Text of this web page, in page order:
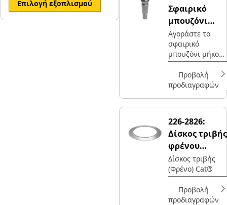
Επιλογή εξοπλισμού
Σφαιρικό
μπουζόνι
μήκους 295
mm
Αγοράστε το
σφαιρικό
μπουζόνι μήκους
295 mm Cat®
που
χρησιμοποιείται
τοποθέτηση στο
κυλίνδρου
διεύθυνσης και
στη σύνδεση
ράβδου τιμονιού
σε μηχανήματα
που είναι
συμβατά με το
8X-9620.
Προβολή
προδιαγραφών
226-2826:
Δίσκος τριβής
φρένου
εξωτερικής
διαμέτρου
Δίσκος τριβής
(Φρένο) Cat®
Προβολή
προδιαγραφών